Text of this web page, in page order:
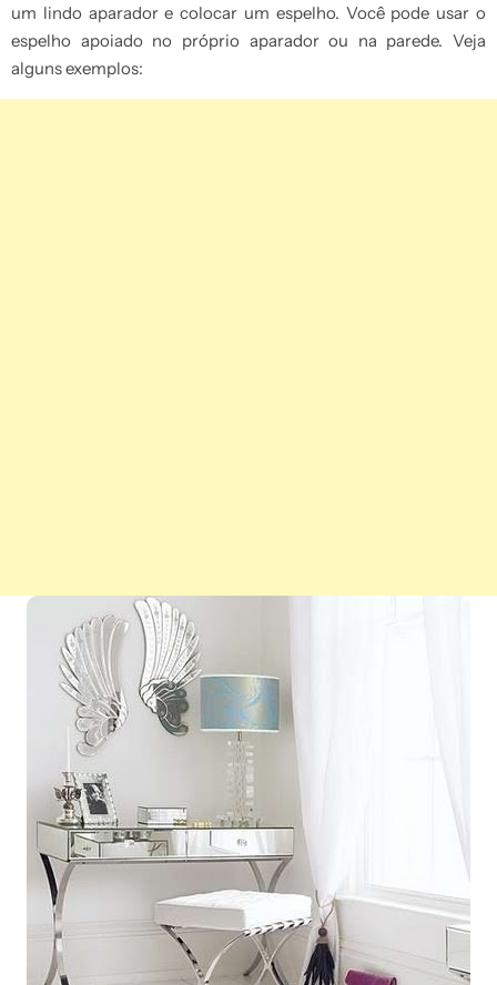
um lindo aparador e colocar um espelho. Você pode usar o
espelho apoiado no próprio aparador ou na parede. Veja
alguns exemplos: